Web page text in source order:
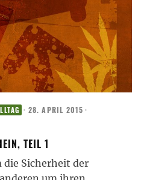
· 28. APRIL 2015 ·
TEIL 1
die Sicherheit der